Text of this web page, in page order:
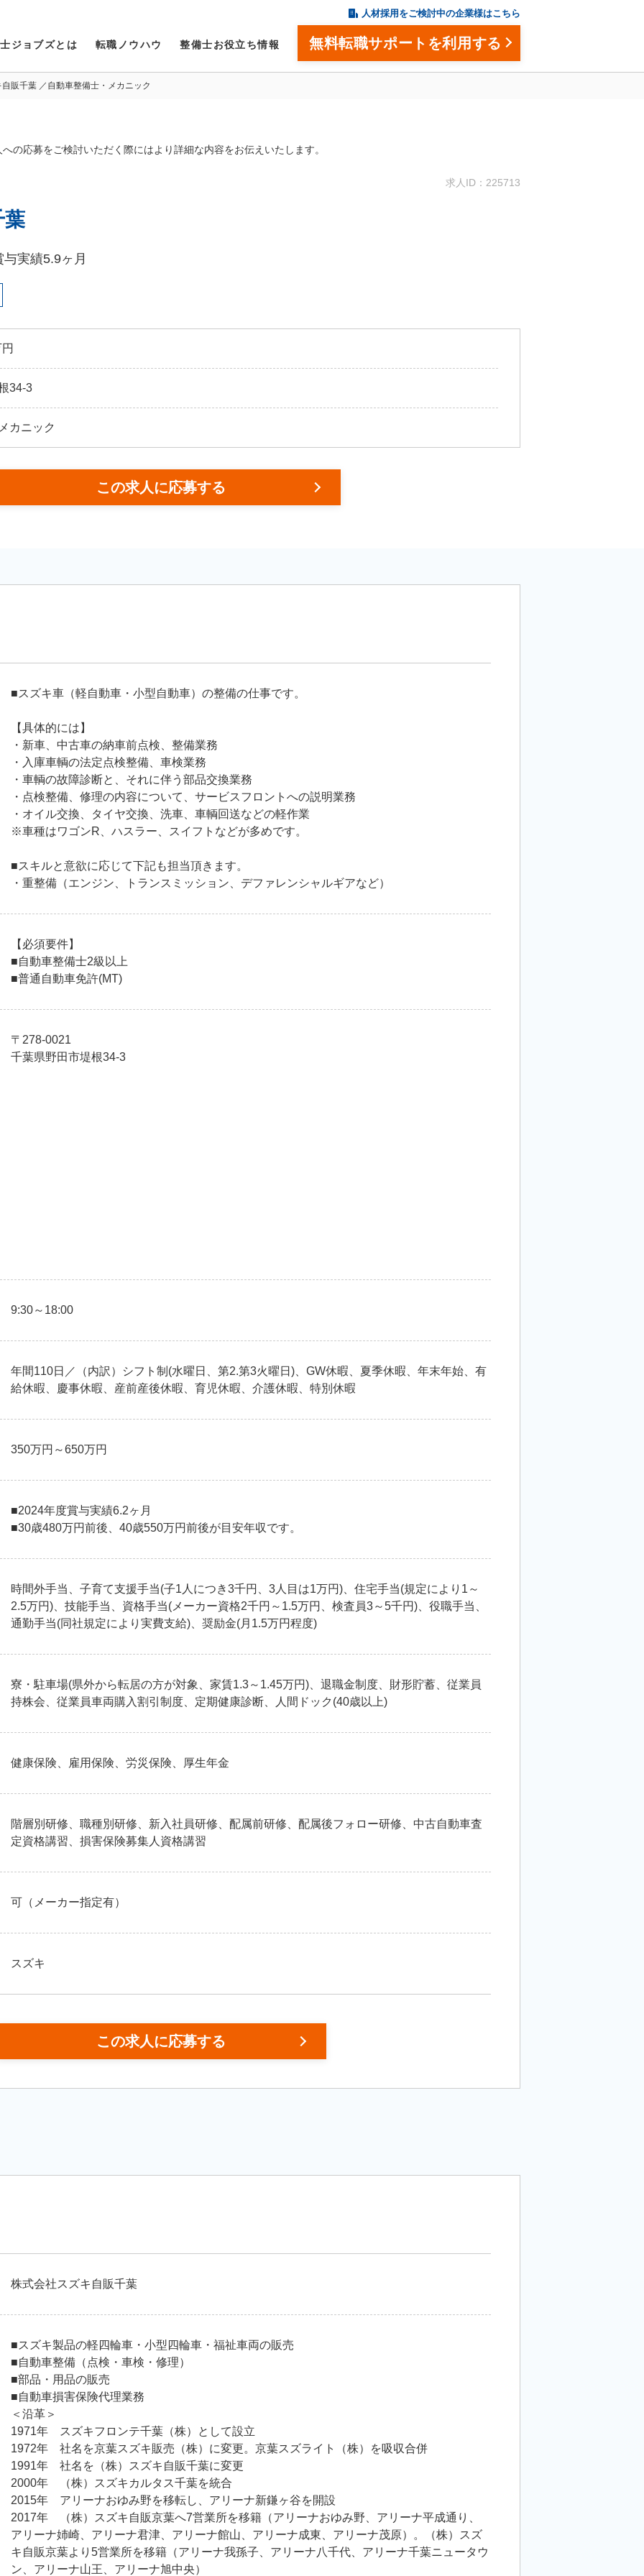
人材採用をご検討中の企業様はこちら
ジョブズとは 転職ノウハウ 整備士お役立ち情報 無料転職サポートを利用する
販千葉 ／自動車整備士・メカニック
の応募をご検討いただく際にはより詳細な内容をお伝えいたします。
求人ID：225713
葉
実績5.9ヶ月
34-3
カニック
この求人に応募する
■スズキ車（軽自動車・小型自動車）の整備の仕事です。
【具体的には】
・新車、中古車の納車前点検、整備業務
・入庫車輌の法定点検整備、車検業務
・車輌の故障診断と、それに伴う部品交換業務
・点検整備、修理の内容について、サービスフロントへの説明業務
・オイル交換、タイヤ交換、洗車、車輌回送などの軽作業
※車種はワゴンR、ハスラー、スイフトなどが多めです。
■スキルと意欲に応じて下記も担当頂きます。
・重整備（エンジン、トランスミッション、デファレンシャルギアなど）
【必須要件】
■自動車整備士2級以上
■普通自動車免許(MT)
〒278-0021
千葉県野田市堤根34-3
9:30～18:00
年間110日／（内訳）シフト制(水曜日、第2.第3火曜日)、GW休暇、夏季休暇、年末年始、有
給休暇、慶事休暇、産前産後休暇、育児休暇、介護休暇、特別休暇
350万円～650万円
■2024年度賞与実績6.2ヶ月
■30歳480万円前後、40歳550万円前後が目安年収です。
時間外手当、子育て支援手当(子1人につき3千円、3人目は1万円)、住宅手当(規定により1～
2.5万円)、技能手当、資格手当(メーカー資格2千円～1.5万円、検査員3～5千円)、役職手当、
通勤手当(同社規定により実費支給)、奨励金(月1.5万円程度)
寮・駐車場(県外から転居の方が対象、家賃1.3～1.45万円)、退職金制度、財形貯蓄、従業員
持株会、従業員車両購入割引制度、定期健康診断、人間ドック(40歳以上)
健康保険、雇用保険、労災保険、厚生年金
階層別研修、職種別研修、新入社員研修、配属前研修、配属後フォロー研修、中古自動車査
定資格講習、損害保険募集人資格講習
可（メーカー指定有）
スズキ
この求人に応募する
株式会社スズキ自販千葉
■スズキ製品の軽四輪車・小型四輪車・福祉車両の販売
■自動車整備（点検・車検・修理）
■部品・用品の販売
■自動車損害保険代理業務
＜沿革＞
1971年 スズキフロンテ千葉（株）として設立
1972年 社名を京葉スズキ販売（株）に変更。京葉スズライト（株）を吸収合併
1991年 社名を（株）スズキ自販千葉に変更
2000年 （株）スズキカルタス千葉を統合
2015年 アリーナおゆみ野を移転し、アリーナ新鎌ヶ谷を開設
2017年 （株）スズキ自販京葉へ7営業所を移籍（アリーナおゆみ野、アリーナ平成通り、
アリーナ姉崎、アリーナ君津、アリーナ館山、アリーナ成東、アリーナ茂原）。（株）スズ
キ自販京葉より5営業所を移籍（アリーナ我孫子、アリーナ八千代、アリーナ千葉ニュータウ
ン、アリーナ山王、アリーナ旭中央）